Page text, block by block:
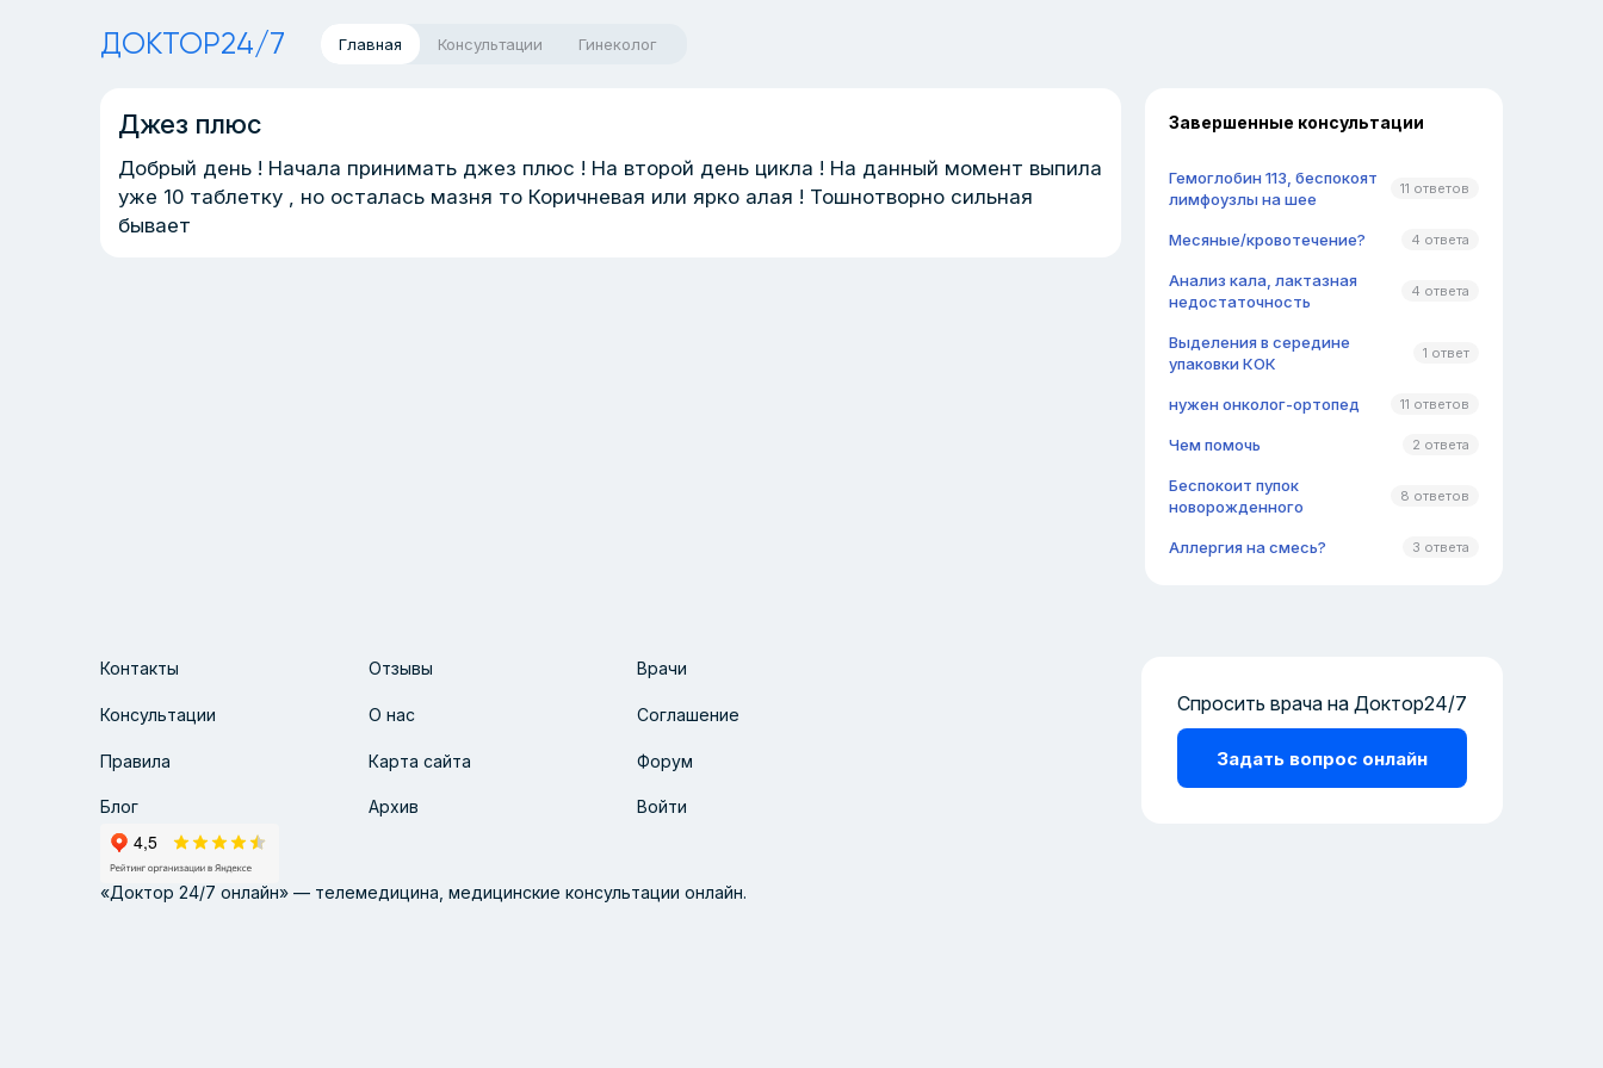
ДОКТОР24/7 Главная Консультации Гинеколог
Джез плюс
Добрый день ! Начала принимать джез плюс ! На второй день цикла ! На данный момент выпила
уже 10 таблетку , но осталась мазня то Коричневая или ярко алая ! Тошнотворно сильная
бывает
Завершенные консультации
Гемоглобин 113, беспокоят
лимфоузлы на шее
11 ответов
Месяные/кровотечение? 4 ответа
Анализ кала, лактазная
недостаточность
4 ответа
Выделения в середине
упаковки КОК
1 ответ
нужен онколог-ортопед 11 ответов
Чем помочь 2 ответа
Беспокоит пупок
новорожденного
8 ответов
Аллергия на смесь? 3 ответа
Контакты Отзывы Врачи
Консультации О нас Соглашение
Правила Карта сайта Форум
Блог Архив Войти
Спросить врача на Доктор24/7
Задать вопрос онлайн
«Доктор 24/7 онлайн» — телемедицина, медицинские консультации онлайн.